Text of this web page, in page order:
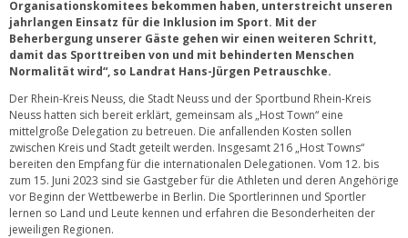
Organisationskomitees bekommen haben, unterstreicht unseren
jahrlangen Einsatz für die Inklusion im Sport. Mit der
Beherbergung unserer Gäste gehen wir einen weiteren Schritt,
damit das Sporttreiben von und mit behinderten Menschen
Normalität wird“, so Landrat Hans-Jürgen Petrauschke.
Der Rhein-Kreis Neuss, die Stadt Neuss und der Sportbund Rhein-Kreis
Neuss hatten sich bereit erklärt, gemeinsam als „Host Town“ eine
mittelgroße Delegation zu betreuen. Die anfallenden Kosten sollen
zwischen Kreis und Stadt geteilt werden. Insgesamt 216 „Host Towns“
bereiten den Empfang für die internationalen Delegationen. Vom 12. bis
zum 15. Juni 2023 sind sie Gastgeber für die Athleten und deren Angehörige
vor Beginn der Wettbewerbe in Berlin. Die Sportlerinnen und Sportler
lernen so Land und Leute kennen und erfahren die Besonderheiten der
jeweiligen Regionen.